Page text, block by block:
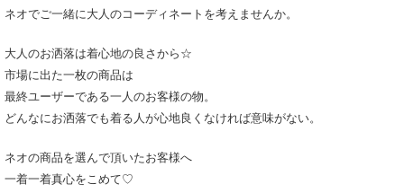
ネオでご一緒に大人のコーディネートを考えませんか。
大人のお洒落は着心地の良さから☆
市場に出た一枚の商品は
最終ユーザーである一人のお客様の物。
どんなにお洒落でも着る人が心地良くなければ意味がない。
ネオの商品を選んで頂いたお客様へ
一着一着真心をこめて♡